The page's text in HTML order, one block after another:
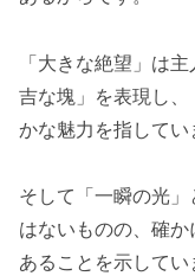
「大きな絶望」は
吉な塊」を表現し
かな魅力を指してい
そして「一瞬の光
はないものの、確
あることを示してい